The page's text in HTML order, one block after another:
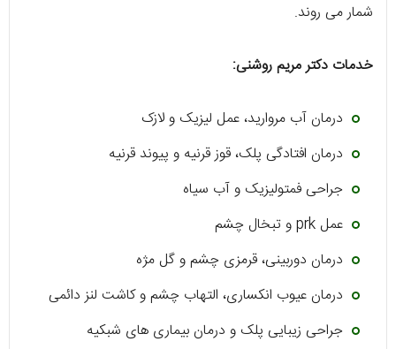
شمار می‌ روند.
خدمات دکتر مریم روشنی:
درمان آب مروارید، عمل لیزیک و لازک
درمان افتادگی پلک، قوز قرنیه و پیوند قرنیه
جراحی فمتولیزیک و آب سیاه
عمل prk و تبخال چشم
درمان دوربینی، قرمزی چشم و گل مژه
درمان عیوب انکساری، التهاب چشم و کاشت لنز دائمی
جراحی زیبایی پلک و درمان بیماری‌ های شبکیه